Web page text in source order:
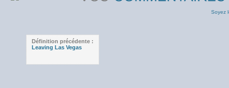
Soyez
Définition précédente :
Leaving Las Vegas